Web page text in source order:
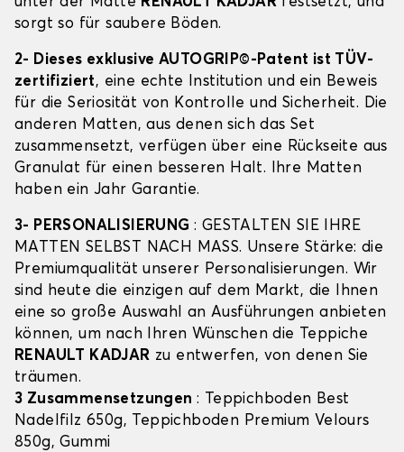
sorgt so für saubere Böden.
2- Dieses exklusive AUTOGRIP©-Patent ist TÜV-
zertifiziert, eine echte Institution und ein Beweis
für die Seriosität von Kontrolle und Sicherheit. Die
anderen Matten, aus denen sich das Set
zusammensetzt, verfügen über eine Rückseite aus
Granulat für einen besseren Halt. Ihre Matten
haben ein Jahr Garantie.
3- PERSONALISIERUNG : GESTALTEN SIE IHRE
MATTEN SELBST NACH MASS. Unsere Stärke: die
Premiumqualität unserer Personalisierungen. Wir
sind heute die einzigen auf dem Markt, die Ihnen
eine so große Auswahl an Ausführungen anbieten
können, um nach Ihren Wünschen die Teppiche
RENAULT KADJAR zu entwerfen, von denen Sie
träumen.
3 Zusammensetzungen : Teppichboden Best
Nadelfilz 650g, Teppichboden Premium Velours
850g, Gummi